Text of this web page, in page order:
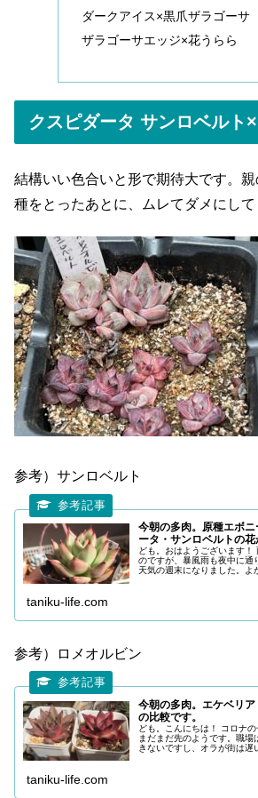
ダークアイス×黒爪ザラゴーサ
ザラゴーサエッジ×花うらら
クスピダータ サンロベルト
結構いい色合いと形で期待大です。親
種をとったあとに、ムレてダメにして
参考）サンロベルト
今朝の多肉。原種エボ
ータ・サンロベルトの花
ども。おはようございます！
のですが、暴風雨も夜中に通
天気の週末になりました。よ
taniku-life.com
参考）ロメオルビン
今朝の多肉。エケベリ
の比較です。
ども。こんにちは！ コロナ
まだまだ先のようです。職
きないですし、オラが街は遅
taniku-life.com